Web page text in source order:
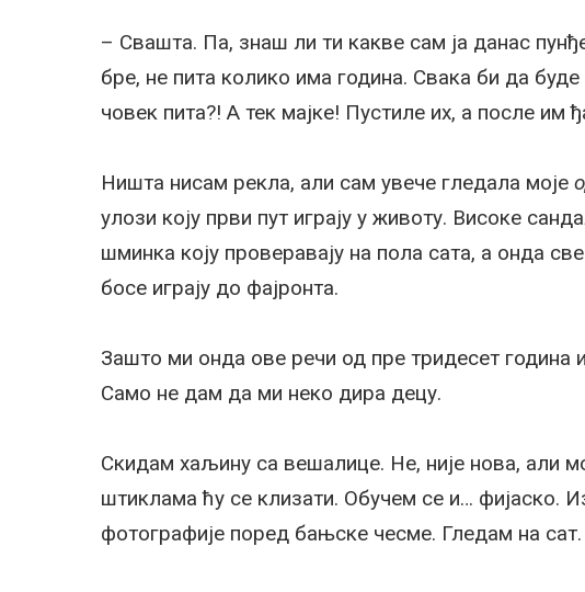
– Свашта. Па, знаш ли ти какве сам ја данас
бре, не пита колико има година. Свака би да
човек пита?! А тек мајке! Пустиле их, а после им
Ништа нисам рекла, али сам увече гледала моје
улози коју први пут играју у животу. Високе
шминка коју проверавају на пола сата, а онда
босе играју до фајронта.
Зашто ми онда ове речи од пре тридесет
Само не дам да ми неко дира децу.
Скидам хаљину са вешалице. Не, није нова, али
штиклама ћу се клизати. Обучем се и… фијаско.
фотографије поред бањске чесме. Гледам на